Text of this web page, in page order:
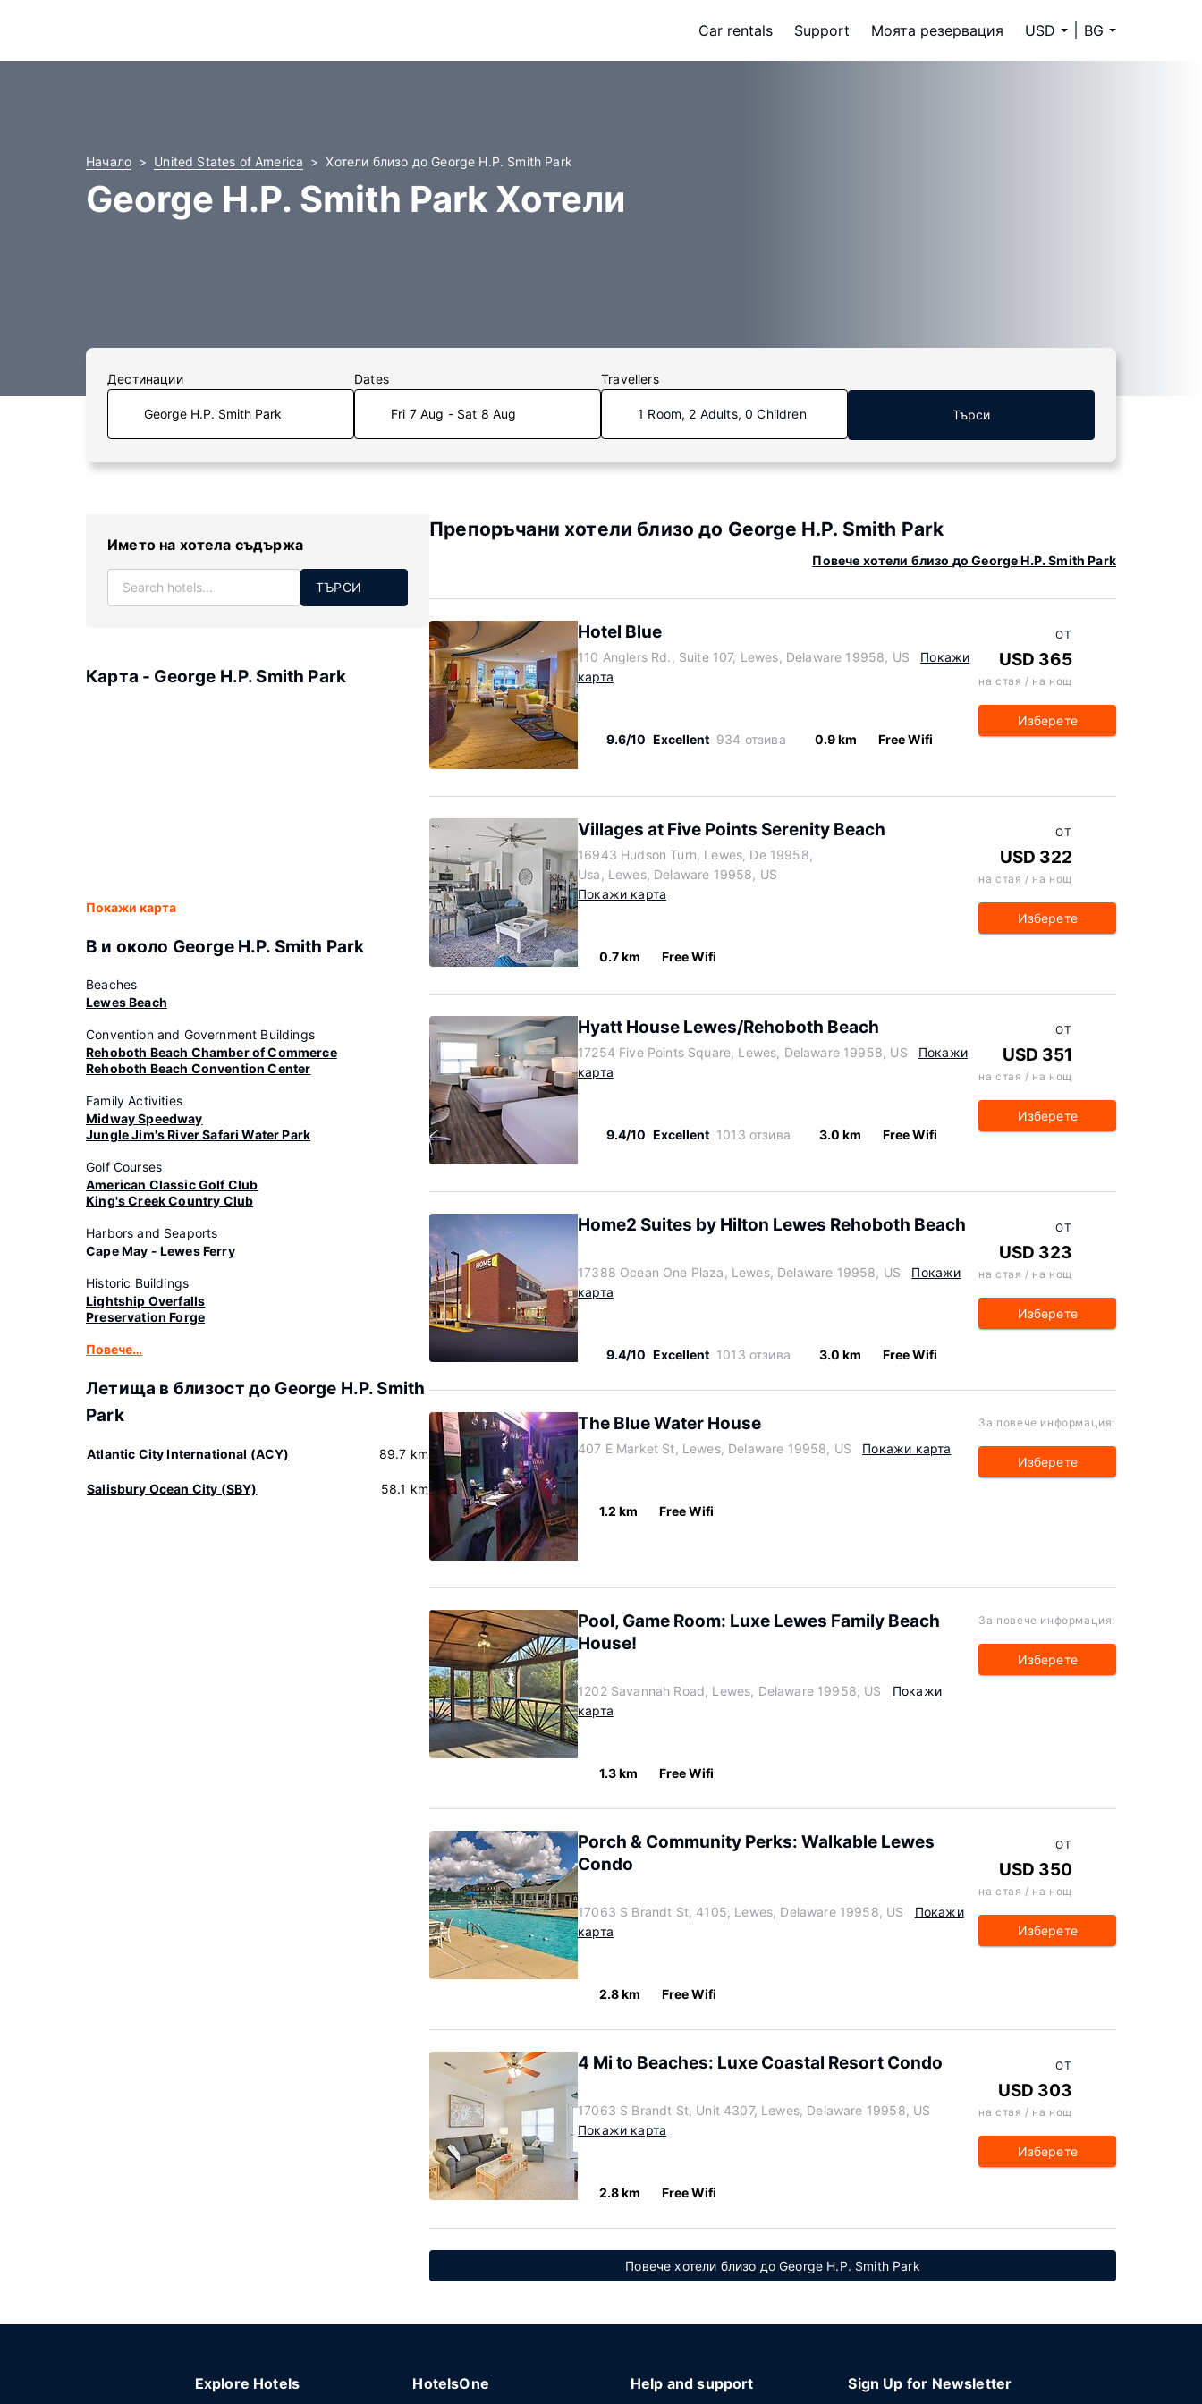
Car rentals Support Моята резервация USD BG
Начало United States of America Хотели близо до George H.P. Smith Park
George H.P. Smith Park Хотели
Дестинации Dates
Fri 7 Aug - Sat 8 Aug
Travellers
1 Room, 2 Adults, 0 Children Търси
Името на хотела съдържа
ТЪРСИ
Карта - George H.P. Smith Park
Покажи карта
В и около George H.P. Smith Park
Beaches
Lewes Beach
Convention and Government Buildings
Rehoboth Beach Chamber of Commerce
Rehoboth Beach Convention Center
Family Activities
Midway Speedway
Jungle Jim's River Safari Water Park
Golf Courses
American Classic Golf Club
King's Creek Country Club
Harbors and Seaports
Cape May - Lewes Ferry
Historic Buildings
Lightship Overfalls
Preservation Forge
Повече…
Летища в близост до George H.P. Smith
Park
Atlantic City International (ACY) 89.7 km
Salisbury Ocean City (SBY) 58.1 km
Препоръчани хотели близо до George H.P. Smith Park
Повече хотели близо до George H.P. Smith Park
Hotel Blue
110 Anglers Rd., Suite 107, Lewes, Delaware 19958, US
Покажи
карта
9.6/10 Excellent 934 отзива 0.9 km Free Wifi
ОТ
USD 365
на стая / на нощ
Изберете
Villages at Five Points Serenity Beach
16943 Hudson Turn, Lewes, De 19958,
Usa, Lewes, Delaware 19958, US
Покажи карта
0.7 km Free Wifi
ОТ
USD 322
на стая / на нощ
Изберете
Hyatt House Lewes/Rehoboth Beach
17254 Five Points Square, Lewes, Delaware 19958, US
Покажи
карта
9.4/10 Excellent 1013 отзива 3.0 km Free Wifi
ОТ
USD 351
на стая / на нощ
Изберете
Home2 Suites by Hilton Lewes Rehoboth Beach
17388 Ocean One Plaza, Lewes, Delaware 19958, US
Покажи
карта
9.4/10 Excellent 1013 отзива 3.0 km Free Wifi
ОТ
USD 323
на стая / на нощ
Изберете
The Blue Water House
407 E Market St, Lewes, Delaware 19958, US Покажи карта
1.2 km Free Wifi
За повече информация:
Изберете
Pool, Game Room: Luxe Lewes Family Beach
House!
1202 Savannah Road, Lewes, Delaware 19958, US
Покажи
карта
1.3 km Free Wifi
За повече информация:
Изберете
Porch & Community Perks: Walkable Lewes
Condo
17063 S Brandt St, 4105, Lewes, Delaware 19958, US
Покажи
карта
2.8 km Free Wifi
ОТ
USD 350
на стая / на нощ
Изберете
4 Mi to Beaches: Luxe Coastal Resort Condo
17063 S Brandt St, Unit 4307, Lewes, Delaware 19958, US
Покажи карта
2.8 km Free Wifi
ОТ
USD 303
на стая / на нощ
Изберете
Повече хотели близо до George H.P. Smith Park
Explore Hotels HotelsOne Help and support Sign Up for Newsletter